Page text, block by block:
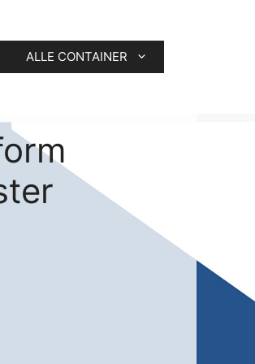
ALLE CONTAINER